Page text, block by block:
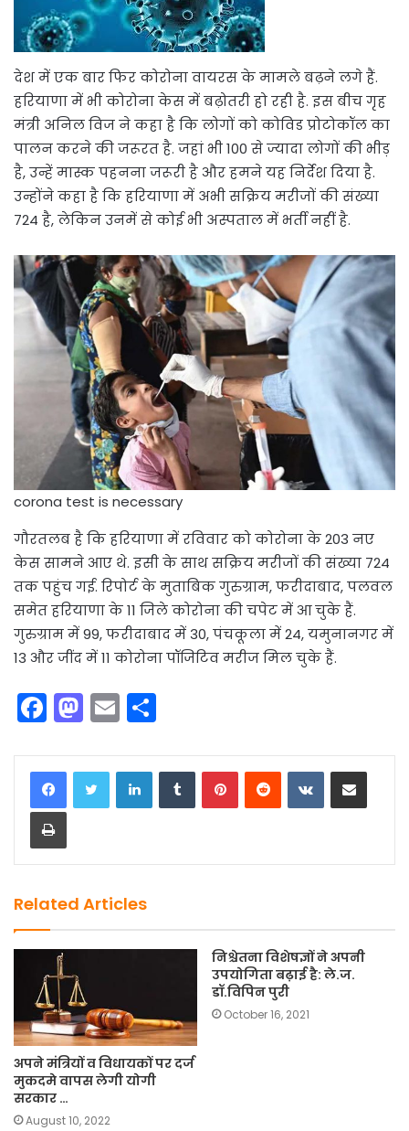
देश में एक बार फिर कोरोना वायरस के मामले बढ़ने लगे हैं.
हरियाणा में भी कोरोना केस में बढ़ोतरी हो रही है. इस बीच गृह
मंत्री अनिल विज ने कहा है कि लोगों को कोविड प्रोटोकॉल का
पालन करने की जरूरत है. जहां भी 100 से ज्यादा लोगों की भीड़
है, उन्हें मास्क पहनना जरूरी है और हमने यह निर्देश दिया है.
उन्होंने कहा है कि हरियाणा में अभी सक्रिय मरीजों की संख्या
724 है, लेकिन उनमें से कोई भी अस्पताल में भर्ती नहीं है.
corona test is necessary
गौरतलब है कि हरियाणा में रविवार को कोरोना के 203 नए
केस सामने आए थे. इसी के साथ सक्रिय मरीजों की संख्या 724
तक पहुंच गई. रिपोर्ट के मुताबिक गुरुग्राम, फरीदाबाद, पलवल
समेत हरियाणा के 11 जिले कोरोना की चपेट में आ चुके हैं.
गुरुग्राम में 99, फरीदाबाद में 30, पंचकूला में 24, यमुनानगर में
13 और जींद में 11 कोरोना पॉजिटिव मरीज मिल चुके हैं.
F
a
c
e
b
o
k
M
a
st
o
o
E
m
ai ar
e
LinkedInTumblrPinterestReddit VKontakteShare via Email
Print
Related Articles
अपने मंत्रियों व विधायकों पर दर्ज
मुकदमे वापस लेगी योगी
सरकार …
August 10, 2022
निश्चेतना विशेषज्ञों ने अपनी
उपयोगिता बढ़ाई है: ले.ज.
डॉ.विपिन पुरी
October 16, 2021